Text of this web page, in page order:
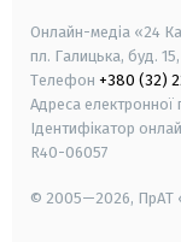
Онлайн-медіа «24
пл. Галицька, буд.
Телефон +380 (32)
Адреса
Ідентифікатор
R40-06057
© 2005—2026, ПрАТ